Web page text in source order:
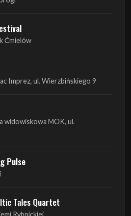
Imprez, ul. Wierzbińskiego 9
Tales Quartet
Rybnickiej
Pulse